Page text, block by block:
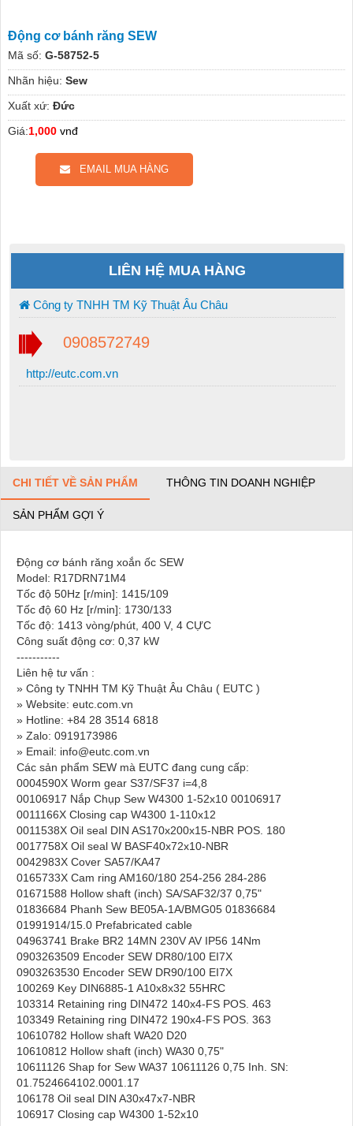
Động cơ bánh răng SEW
Mã số: G-58752-5
Nhãn hiệu: Sew
Xuất xứ: Đức
Giá:1,000 vnđ
EMAIL MUA HÀNG
LIÊN HỆ MUA HÀNG
Công ty TNHH TM Kỹ Thuật Âu Châu
0908572749
http://eutc.com.vn
CHI TIẾT VỀ SẢN PHẨM THÔNG TIN DOANH NGHIỆP
SẢN PHẨM GỢI Ý
Động cơ bánh răng xoắn ốc SEW
Model: R17DRN71M4
Tốc độ 50Hz [r/min]: 1415/109
Tốc độ 60 Hz [r/min]: 1730/133
Tốc độ: 1413 vòng/phút, 400 V, 4 CỰC
Công suất động cơ: 0,37 kW
-----------
Liên hệ tư vấn :
» Công ty TNHH TM Kỹ Thuật Âu Châu ( EUTC )
» Website: eutc.com.vn
» Hotline: +84 28 3514 6818
» Zalo: 0919173986
» Email: info@eutc.com.vn
Các sản phẩm SEW mà EUTC đang cung cấp:
0004590X Worm gear S37/SF37 i=4,8
00106917 Nắp Chụp Sew W4300 1-52x10 00106917
0011166X Closing cap W4300 1-110x12
0011538X Oil seal DIN AS170x200x15-NBR POS. 180
0017758X Oil seal W BASF40x72x10-NBR
0042983X Cover SA57/KA47
0165733X Cam ring AM160/180 254-256 284-286
01671588 Hollow shaft (inch) SA/SAF32/37 0,75"
01836684 Phanh Sew BE05A-1A/BMG05 01836684
01991914/15.0 Prefabricated cable
04963741 Brake BR2 14MN 230V AV IP56 14Nm
0903263509 Encoder SEW DR80/100 EI7X
0903263530 Encoder SEW DR90/100 EI7X
100269 Key DIN6885-1 A10x8x32 55HRC
103314 Retaining ring DIN472 140x4-FS POS. 463
103349 Retaining ring DIN472 190x4-FS POS. 363
10610782 Hollow shaft WA20 D20
10610812 Hollow shaft (inch) WA30 0,75"
10611126 Shap for Sew WA37 10611126 0,75 Inh. SN:
01.7524664102.0001.17
106178 Oil seal DIN A30x47x7-NBR
106917 Closing cap W4300 1-52x10